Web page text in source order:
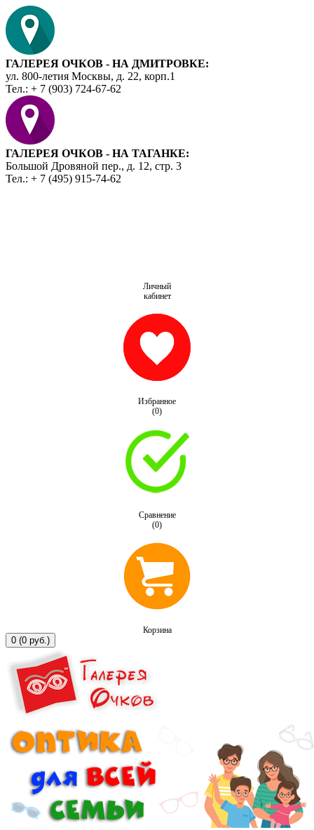
ГАЛЕРЕЯ ОЧКОВ - НА ДМИТРОВКЕ:
ул. 800-летия Москвы, д. 22, корп.1
Тел.: + 7 (903) 724-67-62
ГАЛЕРЕЯ ОЧКОВ - НА ТАГАНКЕ:
Большой Дровяной пер., д. 12, стр. 3
Тел.: + 7 (495) 915-74-62
Личный
кабинет
Избранное
(0)
Сравнение
(0)
Корзина
0 (0 руб.)